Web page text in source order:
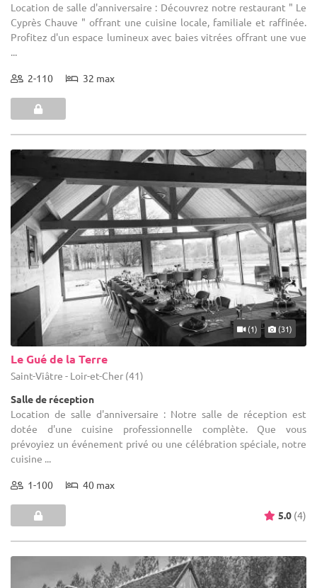
Location de salle d'anniversaire : Découvrez notre restaurant " Le
Cyprès Chauve " offrant une cuisine locale, familiale et raffinée.
Profitez d'un espace lumineux avec baies vitrées offrant une vue
...
2-110 32 max
(1) (31)
Le Gué de la Terre
Saint-Viâtre - Loir-et-Cher (41)
Salle de réception
Location de salle d'anniversaire : Notre salle de réception est
dotée d'une cuisine professionnelle complète. Que vous
prévoyiez un événement privé ou une célébration spéciale, notre
cuisine ...
1-100 40 max
5.0 (4)